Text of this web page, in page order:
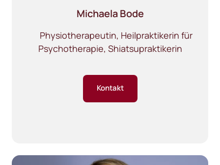
Michaela Bode
Psychotherapie, Shiatsupraktikerin
Kontakt